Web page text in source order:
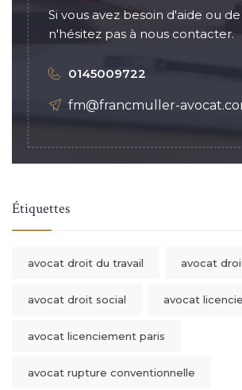
Si vous avez besoin d'aide ou
n'hésitez pas à nous contacter.
0145009722
fm@francmuller-
Étiquettes
avocat droit du travail avocat
avocat droit social avocat
avocat licenciement paris
avocat rupture conventionnelle